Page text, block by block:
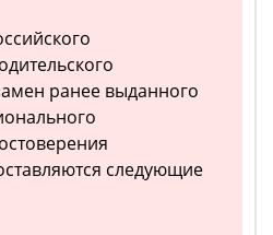
ранее выданного
следующие